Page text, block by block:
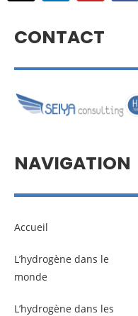
CONTACT
NAVIGATION
Accueil
L’hydrogène dans le
monde
L’hydrogène dans les